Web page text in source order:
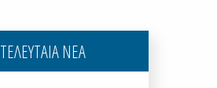
ΤΕΛΕΥΤΑΙΑ ΝΕΑ